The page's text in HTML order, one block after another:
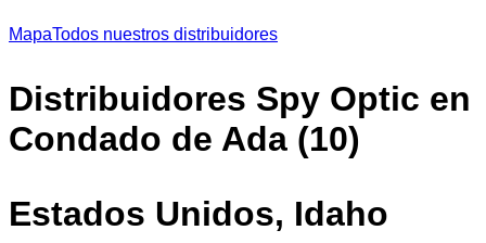
MapaTodos nuestros distribuidores
Distribuidores Spy Optic en
Condado de Ada (10)
Estados Unidos, Idaho